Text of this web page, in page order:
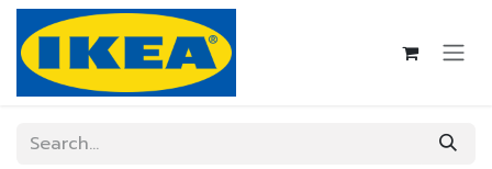
Skip to Content